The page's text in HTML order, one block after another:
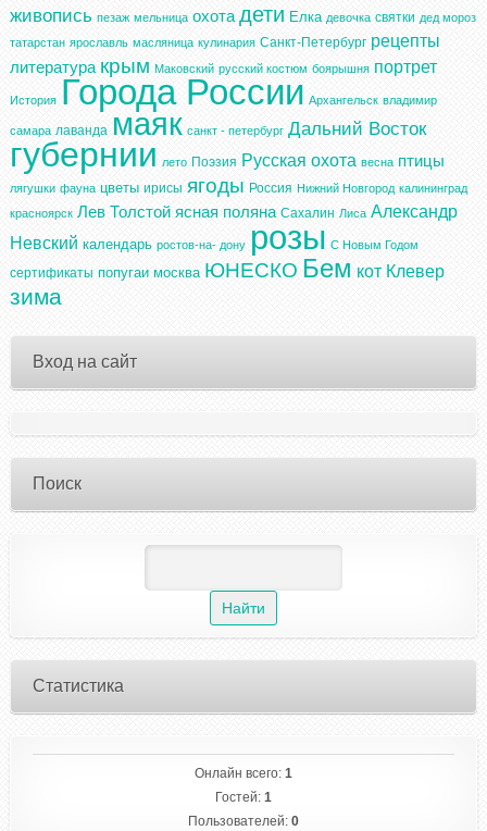
живопись пезаж мельница охота дети Елка девочка святки дед мороз
татарстан ярославль масляница кулинария Санкт-Петербург рецепты
литература крым Маковский русский костюм боярышня портрет
История Города России Архангельск владимир
самара лаванда маяк санкт - петербург Дальний Восток
губернии лето Поэзия Русская охота весна птицы
лягушки фауна цветы ирисы ягоды Россия Нижний Новгород калининград
красноярск Лев Толстой ясная поляна Сахалин Лиса Александр
Невский календарь ростов-на- дону розы С Новым Годом
сертификаты попугаи москва ЮНЕСКО Бем кот Клевер
зима
Вход на сайт
Поиск
Статистика
Онлайн всего: 1
Гостей: 1
Пользователей: 0